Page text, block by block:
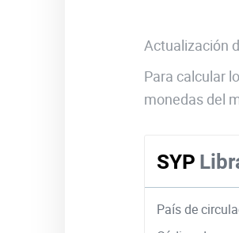
Actualización
Para calcular
monedas del
SYP
País de